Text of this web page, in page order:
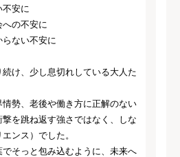
不安に
の不安に
ない不安に
続け、少し息切れしている大人た
勢、老後や働き方に正解のない
を跳ね返す強さではなく、しな
ンス）でした。
そっと包み込むように、未来へ